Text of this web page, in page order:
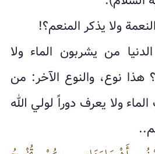
ولا يذكر المنعم؟!
من يشربون الماء ولا
هذا نوع، والنوع الآخر: من
ولا يعرف دوراً لولي الله